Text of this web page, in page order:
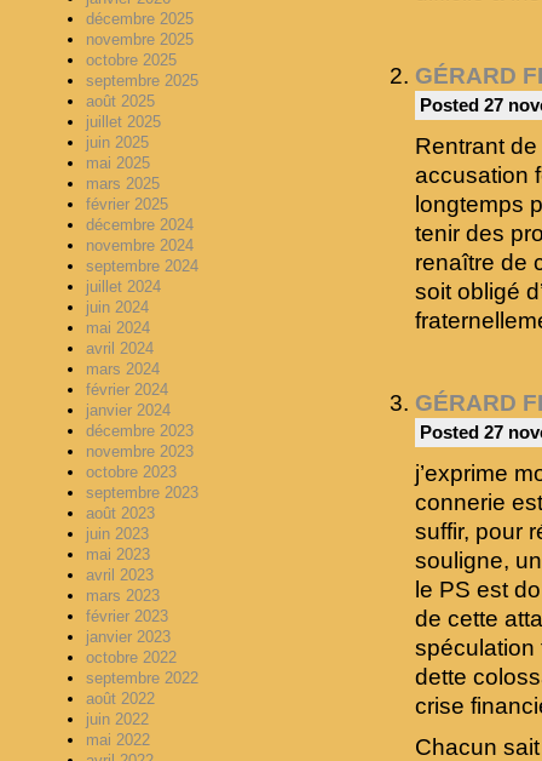
GÉRARD
Posted 27
Rentrant de
accusation
longtemps
tenir des
renaître de
soit obligé
GÉRARD
Posted 27
j’exprime
connerie
suffir, pour
souligne,
le PS est
de cette
spéculation
dette
crise
Chacun
décembre 2025
novembre 2025
octobre 2025
septembre 2025
août 2025
juillet 2025
juin 2025
mai 2025
mars 2025
février 2025
décembre 2024
novembre 2024
septembre 2024
juillet 2024
juin 2024
mai 2024
avril 2024
mars 2024
février 2024
janvier 2024
décembre 2023
novembre 2023
octobre 2023
septembre 2023
août 2023
juin 2023
mai 2023
avril 2023
mars 2023
février 2023
janvier 2023
octobre 2022
septembre 2022
août 2022
juin 2022
mai 2022